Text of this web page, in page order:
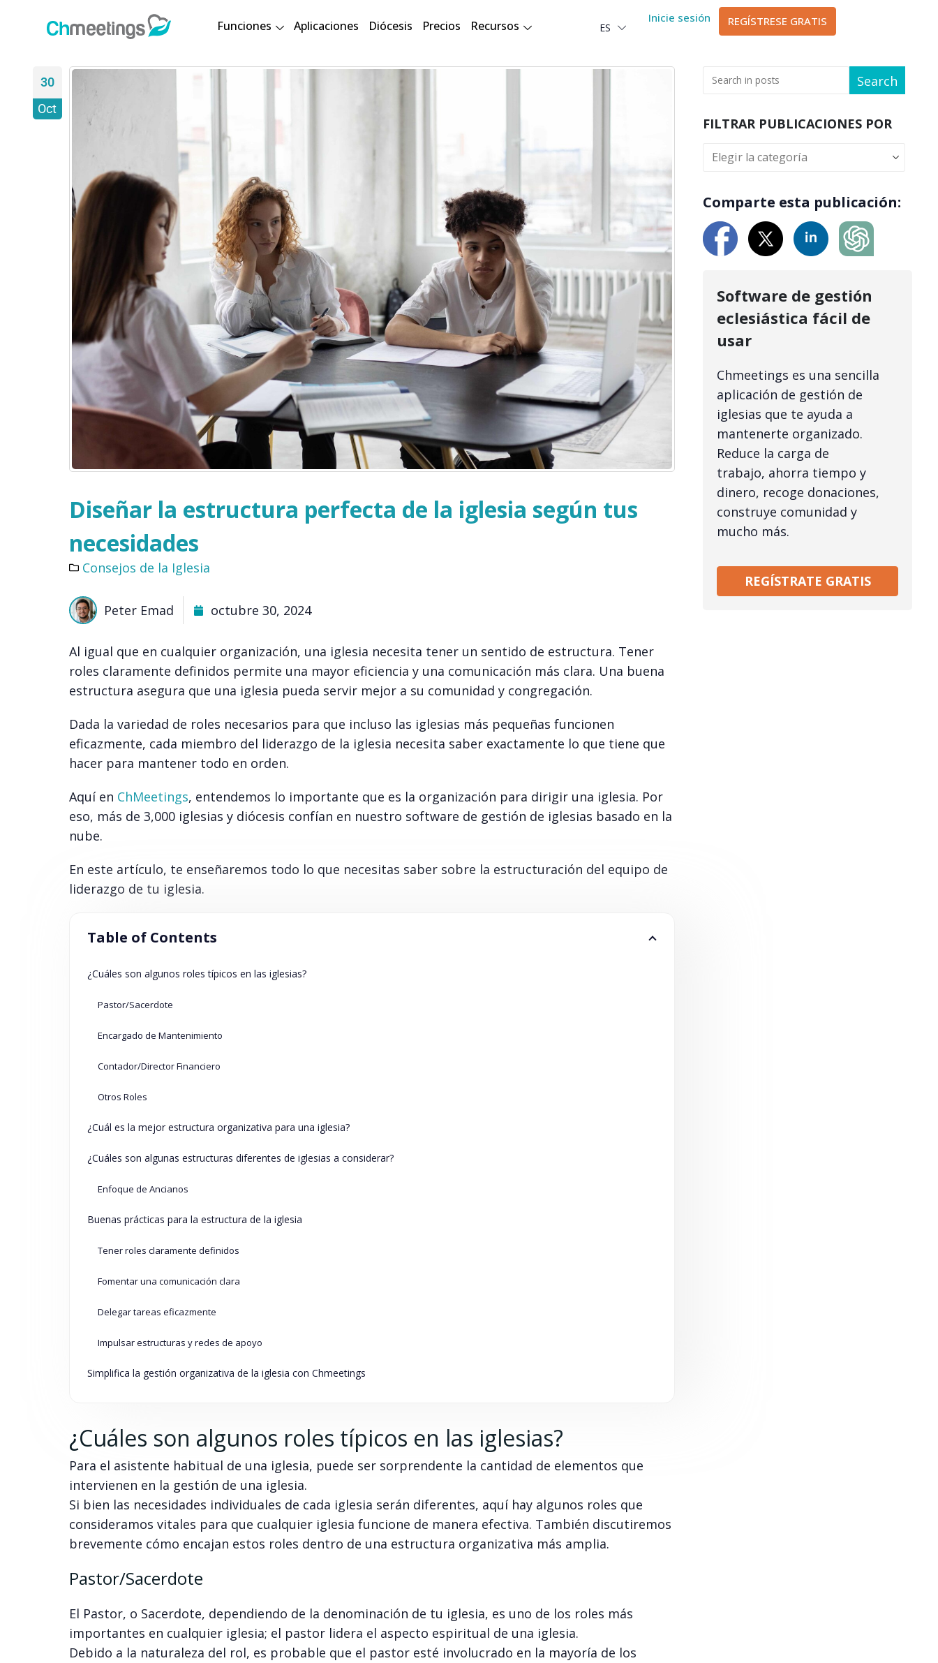
Funciones Aplicaciones Diócesis Precios Recursos ES
العربية
Inicie sesión REGÍSTRESE GRATIS
30
Oct
Diseñar la estructura perfecta de la iglesia según tus
necesidades
Consejos de la Iglesia
Peter Emad octubre 30, 2024
Al igual que en cualquier organización, una iglesia necesita tener un sentido de estructura. Tener
roles claramente definidos permite una mayor eficiencia y una comunicación más clara. Una buena
estructura asegura que una iglesia pueda servir mejor a su comunidad y congregación.
Dada la variedad de roles necesarios para que incluso las iglesias más pequeñas funcionen
eficazmente, cada miembro del liderazgo de la iglesia necesita saber exactamente lo que tiene que
hacer para mantener todo en orden.
Aquí en ChMeetings, entendemos lo importante que es la organización para dirigir una iglesia. Por
eso, más de 3,000 iglesias y diócesis confían en nuestro software de gestión de iglesias basado en la
nube.
En este artículo, te enseñaremos todo lo que necesitas saber sobre la estructuración del equipo de
liderazgo de tu iglesia.
Table of Contents
¿Cuáles son algunos roles típicos en las iglesias?
Pastor/Sacerdote
Encargado de Mantenimiento
Contador/Director Financiero
Otros Roles
¿Cuál es la mejor estructura organizativa para una iglesia?
¿Cuáles son algunas estructuras diferentes de iglesias a considerar?
Enfoque de Ancianos
Buenas prácticas para la estructura de la iglesia
Tener roles claramente definidos
Fomentar una comunicación clara
Delegar tareas eficazmente
Impulsar estructuras y redes de apoyo
Simplifica la gestión organizativa de la iglesia con Chmeetings
¿Cuáles son algunos roles típicos en las iglesias?
Para el asistente habitual de una iglesia, puede ser sorprendente la cantidad de elementos que
intervienen en la gestión de una iglesia.
Si bien las necesidades individuales de cada iglesia serán diferentes, aquí hay algunos roles que
consideramos vitales para que cualquier iglesia funcione de manera efectiva. También discutiremos
brevemente cómo encajan estos roles dentro de una estructura organizativa más amplia.
Pastor/Sacerdote
El Pastor, o Sacerdote, dependiendo de la denominación de tu iglesia, es uno de los roles más
importantes en cualquier iglesia; el pastor lidera el aspecto espiritual de una iglesia.
Debido a la naturaleza del rol, es probable que el pastor esté involucrado en la mayoría de los
Search
FILTRAR PUBLICACIONES POR
Comparte esta publicación:
Software de gestión
eclesiástica fácil de
usar
Chmeetings es una sencilla
aplicación de gestión de
iglesias que te ayuda a
mantenerte organizado.
Reduce la carga de
trabajo, ahorra tiempo y
dinero, recoge donaciones,
construye comunidad y
mucho más.
REGÍSTRATE GRATIS